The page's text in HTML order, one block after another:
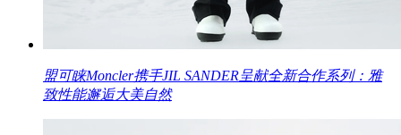
盟可睐Moncler携手JIL SANDER呈献全新合作系列：雅
致性能邂逅大美自然